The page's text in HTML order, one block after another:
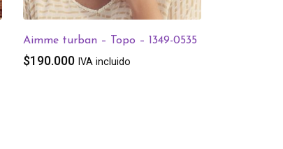
Aimme turban – Topo – 1349-0535
$190.000 IVA incluido